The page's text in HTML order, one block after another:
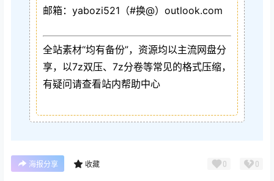
邮箱：yabozi521（#换@）outlook.com
全站素材“均有备份”，资源均以主流网盘分
享，以7z双压、7z分卷等常见的格式压缩，
有疑问请查看站内帮助中心
海报分享 收藏 0 0